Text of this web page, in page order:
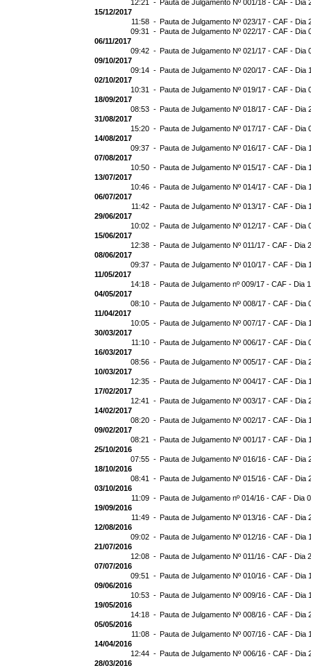
12:21 - Pauta de Julgamento Nº 001/18 - CAF - Dia
15/12/2017
11:58 - Pauta de Julgamento Nº 023/17 - CAF - Dia
09:31 - Pauta de Julgamento Nº 022/17 - CAF - Dia
06/11/2017
09:42 - Pauta de Julgamento Nº 021/17 - CAF - Dia
09/10/2017
09:14 - Pauta de Julgamento Nº 020/17 - CAF - Dia
02/10/2017
10:31 - Pauta de Julgamento Nº 019/17 - CAF - Dia
18/09/2017
08:53 - Pauta de Julgamento Nº 018/17 - CAF - Dia
31/08/2017
15:20 - Pauta de Julgamento Nº 017/17 - CAF - Dia
14/08/2017
09:37 - Pauta de Julgamento Nº 016/17 - CAF - Dia
07/08/2017
10:50 - Pauta de Julgamento Nº 015/17 - CAF - Dia
13/07/2017
10:46 - Pauta de Julgamento Nº 014/17 - CAF - Dia
06/07/2017
11:42 - Pauta de Julgamento Nº 013/17 - CAF - Dia
29/06/2017
10:02 - Pauta de Julgamento Nº 012/17 - CAF - Dia
15/06/2017
12:38 - Pauta de Julgamento Nº 011/17 - CAF - Dia
08/06/2017
09:37 - Pauta de Julgamento Nº 010/17 - CAF - Dia
11/05/2017
14:18 - Pauta de Julgamento nº 009/17 - CAF - Dia
04/05/2017
08:10 - Pauta de Julgamento Nº 008/17 - CAF - Dia
11/04/2017
10:05 - Pauta de Julgamento Nº 007/17 - CAF - Dia
30/03/2017
11:10 - Pauta de Julgamento Nº 006/17 - CAF - Dia
16/03/2017
08:56 - Pauta de Julgamento Nº 005/17 - CAF - Dia
10/03/2017
12:35 - Pauta de Julgamento Nº 004/17 - CAF - Dia
17/02/2017
12:41 - Pauta de Julgamento Nº 003/17 - CAF - Dia
14/02/2017
08:20 - Pauta de Julgamento Nº 002/17 - CAF - Dia
09/02/2017
08:21 - Pauta de Julgamento Nº 001/17 - CAF - Dia
25/10/2016
07:55 - Pauta de Julgamento Nº 016/16 - CAF - Dia
18/10/2016
08:41 - Pauta de Julgamento Nº 015/16 - CAF - Dia
03/10/2016
11:09 - Pauta de Julgamento nº 014/16 - CAF - Dia
19/09/2016
11:49 - Pauta de Julgamento Nº 013/16 - CAF - Dia
12/08/2016
09:02 - Pauta de Julgamento Nº 012/16 - CAF - Dia
21/07/2016
12:08 - Pauta de Julgamento Nº 011/16 - CAF - Dia
07/07/2016
09:51 - Pauta de Julgamento Nº 010/16 - CAF - Dia
09/06/2016
10:53 - Pauta de Julgamento Nº 009/16 - CAF - Dia
19/05/2016
14:18 - Pauta de Julgamento Nº 008/16 - CAF - Dia
05/05/2016
11:08 - Pauta de Julgamento Nº 007/16 - CAF - Dia
14/04/2016
12:44 - Pauta de Julgamento Nº 006/16 - CAF - Dia
28/03/2016